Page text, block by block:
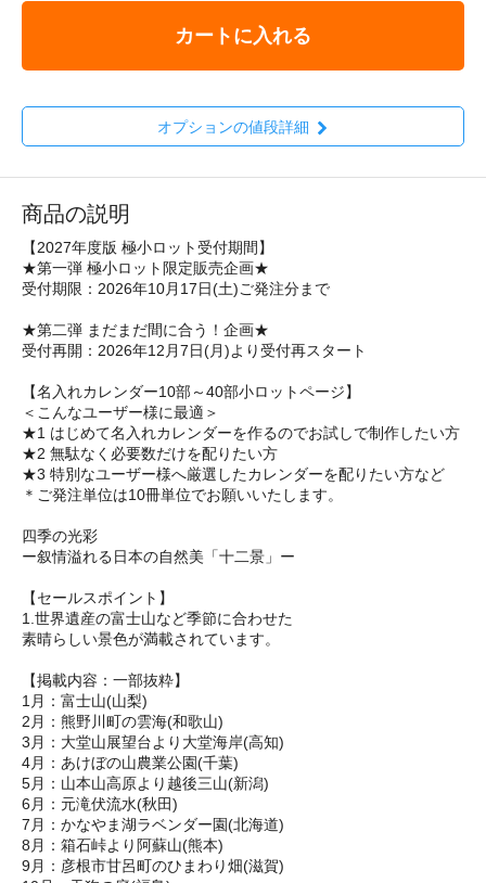
カートに入れる
オプションの値段詳細
商品の説明
【2027年度版 極小ロット受付期間】
★第一弾 極小ロット限定販売企画★
受付期限：2026年10月17日(土)ご発注分まで
★第二弾 まだまだ間に合う！企画★
受付再開：2026年12月7日(月)より受付再スタート
【名入れカレンダー10部～40部小ロットページ】
＜こんなユーザー様に最適＞
★1 はじめて名入れカレンダーを作るのでお試しで制作したい方
★2 無駄なく必要数だけを配りたい方
★3 特別なユーザー様へ厳選したカレンダーを配りたい方など
＊ご発注単位は10冊単位でお願いいたします。
四季の光彩
ー叙情溢れる日本の自然美「十二景」ー
【セールスポイント】
1.世界遺産の富士山など季節に合わせた
素晴らしい景色が満載されています。
【掲載内容：一部抜粋】
1月：富士山(山梨)
2月：熊野川町の雲海(和歌山)
3月：大堂山展望台より大堂海岸(高知)
4月：あけぼの山農業公園(千葉)
5月：山本山高原より越後三山(新潟)
6月：元滝伏流水(秋田)
7月：かなやま湖ラベンダー園(北海道)
8月：箱石峠より阿蘇山(熊本)
9月：彦根市甘呂町のひまわり畑(滋賀)